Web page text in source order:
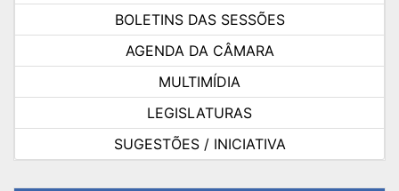
BOLETINS DAS SESSÕES
AGENDA DA CÂMARA
MULTIMÍDIA
LEGISLATURAS
SUGESTÕES / INICIATIVA